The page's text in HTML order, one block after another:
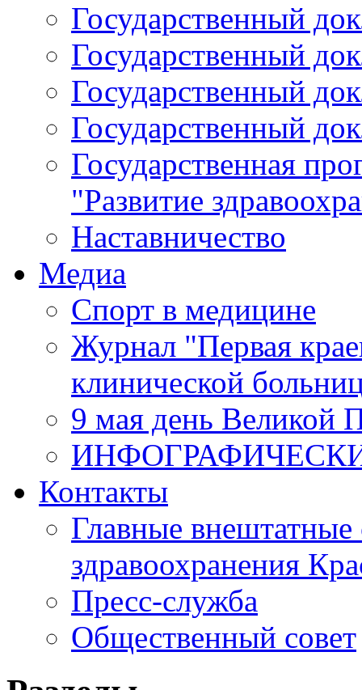
Государственный
Государственный
Государственный
Государственный
Государственная
"Развитие
Наставничество
Медиа
Спорт в медицине
Журнал "Первая
клинической
9 мая день Великой
Контакты
Главные внештатные
здравоохранения
Пресс-служба
Общественный совет